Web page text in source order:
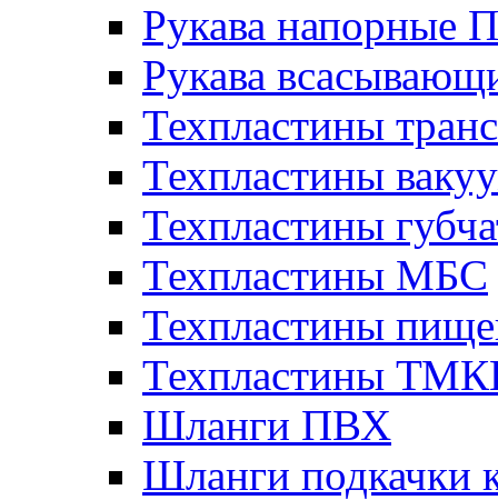
Рукава напорные П
Рукава
Техпластины
Техпластины
Техпластины
Техпластины МБС
Техпластины
Техпластины
Шланги ПВХ
Шланги подкачки